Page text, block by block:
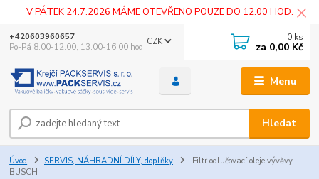
V PÁTEK 24.7.2026 MÁME OTEVŘENO POUZE DO 12.00 HOD.
Menu
CZK
Hledat
+420603960657
Po-Pá 8.00-12.00, 13.00-16.00 hod
0 ks
za 0,00 Kč
Úvod SERVIS, NÁHRADNÍ DÍLY, doplňky
Filtr odlučovací oleje vývěvy
BUSCH